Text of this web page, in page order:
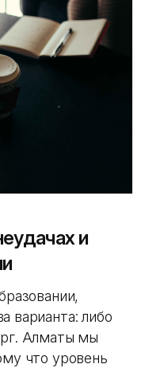
и
варианта: либо
Алматы мы
что уровень